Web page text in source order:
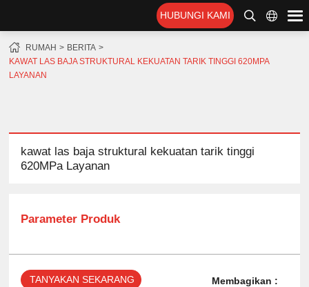
HUBUNGI KAMI
RUMAH
BERITA
KAWAT LAS BAJA STRUKTURAL KEKUATAN TARIK TINGGI 620MPA
LAYANAN
kawat las baja struktural kekuatan tarik tinggi
620MPa Layanan
Parameter Produk
TANYAKAN SEKARANG Membagikan :